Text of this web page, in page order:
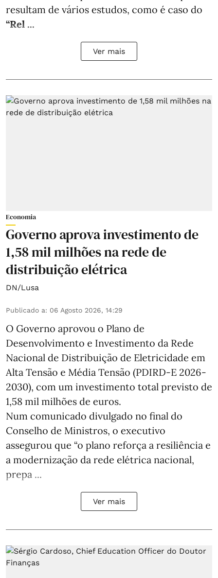
resultam de vários estudos, como é caso do
“Rel ...
Ver mais
Economia
Governo aprova investimento de
1,58 mil milhões na rede de
distribuição elétrica
DN/Lusa
Publicado a: 06 Agosto 2026, 14:29
O Governo aprovou o Plano de
Desenvolvimento e Investimento da Rede
Nacional de Distribuição de Eletricidade em
Alta Tensão e Média Tensão (PDIRD-E 2026-
2030), com um investimento total previsto de
1,58 mil milhões de euros.
Num comunicado divulgado no final do
Conselho de Ministros, o executivo
assegurou que “o plano reforça a resiliência e
a modernização da rede elétrica nacional,
prepa ...
Ver mais